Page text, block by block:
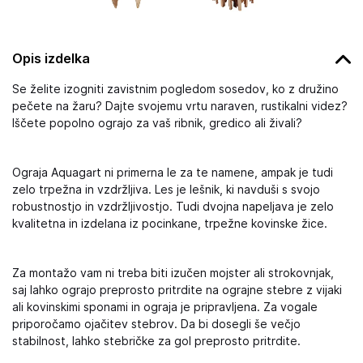
Opis izdelka
Se želite izogniti zavistnim pogledom sosedov, ko z družino
pečete na žaru? Dajte svojemu vrtu naraven, rustikalni videz?
Iščete popolno ograjo za vaš ribnik, gredico ali živali?
Ograja Aquagart ni primerna le za te namene, ampak je tudi
zelo trpežna in vzdržljiva. Les je lešnik, ki navduši s svojo
robustnostjo in vzdržljivostjo. Tudi dvojna napeljava je zelo
kvalitetna in izdelana iz pocinkane, trpežne kovinske žice.
Za montažo vam ni treba biti izučen mojster ali strokovnjak,
saj lahko ograjo preprosto pritrdite na ograjne stebre z vijaki
ali kovinskimi sponami in ograja je pripravljena. Za vogale
priporočamo ojačitev stebrov. Da bi dosegli še večjo
stabilnost, lahko stebričke za gol preprosto pritrdite.